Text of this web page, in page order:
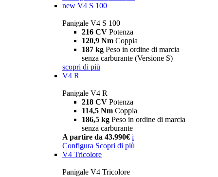
new V4 S 100
Panigale V4 S 100
216 CV Potenza
120,9 Nm Coppia
187 kg Peso in ordine di marcia
senza carburante (Versione S)
scopri di più
V4 R
Panigale V4 R
218 CV Potenza
114,5 Nm Coppia
186,5 kg Peso in ordine di marcia
senza carburante
A partire da 43.990€ i
Configura Scopri di più
V4 Tricolore
Panigale V4 Tricolore